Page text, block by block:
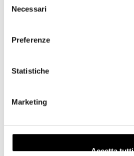
delNecessari
Preferenze
Statistiche
Marketing
Accetta tutti